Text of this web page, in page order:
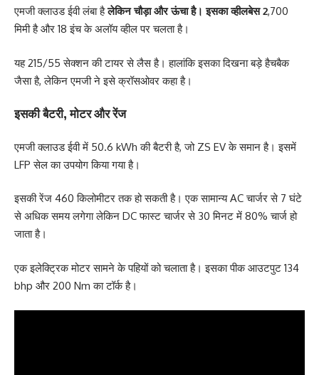
एमजी क्लाउड ईवी लंबा हैलेकिन चौड़ा और ऊंचा है। इसका व्हीलबेस 2,700
मिमी है और 18 इंच के अलॉय व्हील पर चलता है।
यह 215/55 सेक्शन की टायर से लैस है। हालांकि इसका दिखना बड़े हैचबैक
जैसा है, लेकिन एमजी ने इसे क्रॉसओवर कहा है।
इसकी बैटरी, मोटर और रेंज
एमजी क्लाउड ईवी में 50.6 kWh की बैटरी है, जो ZS EV के समान है। इसमें
LFP सेल का उपयोग किया गया है।
इसकी रेंज 460 किलोमीटर तक हो सकती है। एक सामान्य AC चार्जर से 7 घंटे
से अधिक समय लगेगा लेकिन DC फास्ट चार्जर से 30 मिनट में 80% चार्ज हो
जाता है।
एक इलेक्ट्रिक मोटर सामने के पहियों को चलाता है। इसका पीक आउटपुट 134
bhp और 200 Nm का टॉर्क है।